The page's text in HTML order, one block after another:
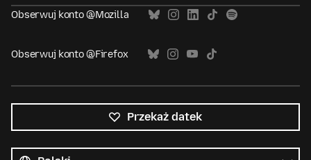
Obserwuj konto @Mozilla
Obserwuj konto @Firefox
Przekaż datek
języki
Język